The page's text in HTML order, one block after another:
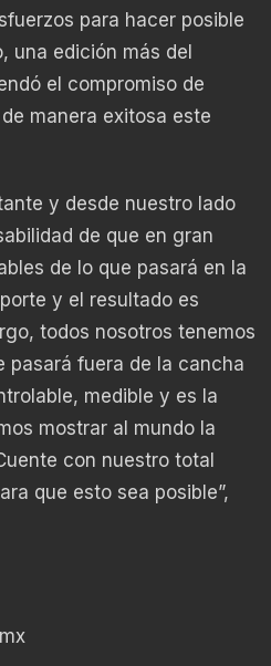
para hacer posible
una edición más del
el compromiso de
manera exitosa este
y desde nuestro lado
de que en gran
de lo que pasará en la
y el resultado es
todos nosotros tenemos
pasará fuera de la cancha
medible y es la
mostrar al mundo la
con nuestro total
que esto sea posible”,